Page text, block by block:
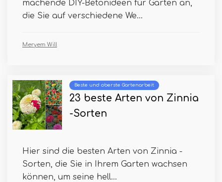
machende DIY-Betonideen für Garten an,
die Sie auf verschiedene We...
Meryem Will
Beste und oberste Gartenarbeit
23 beste Arten von Zinnia
-Sorten
Hier sind die besten Arten von Zinnia -
Sorten, die Sie in Ihrem Garten wachsen
können, um seine hell...